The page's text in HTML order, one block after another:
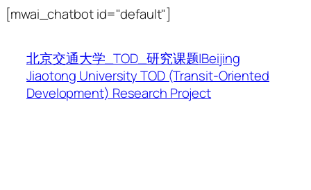
[mwai_chatbot id="default"]
内
容
北京交通大学_TOD_研究课题|Beijing
Jiaotong University TOD (Transit-Oriented
Development) Research Project